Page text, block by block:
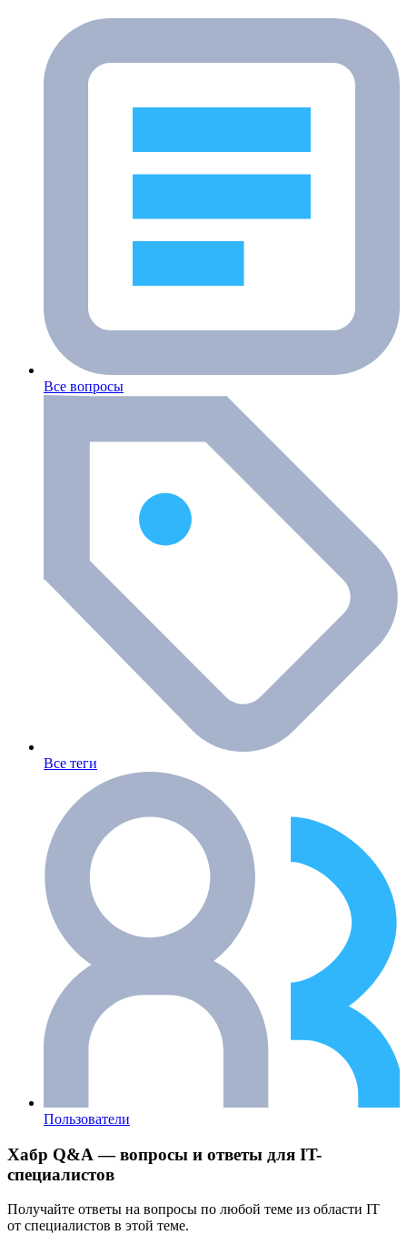
Все вопросы
Все теги
Пользователи
Хабр Q&A — вопросы и ответы для IT-
специалистов
Получайте ответы на вопросы по любой теме из области IT
от специалистов в этой теме.